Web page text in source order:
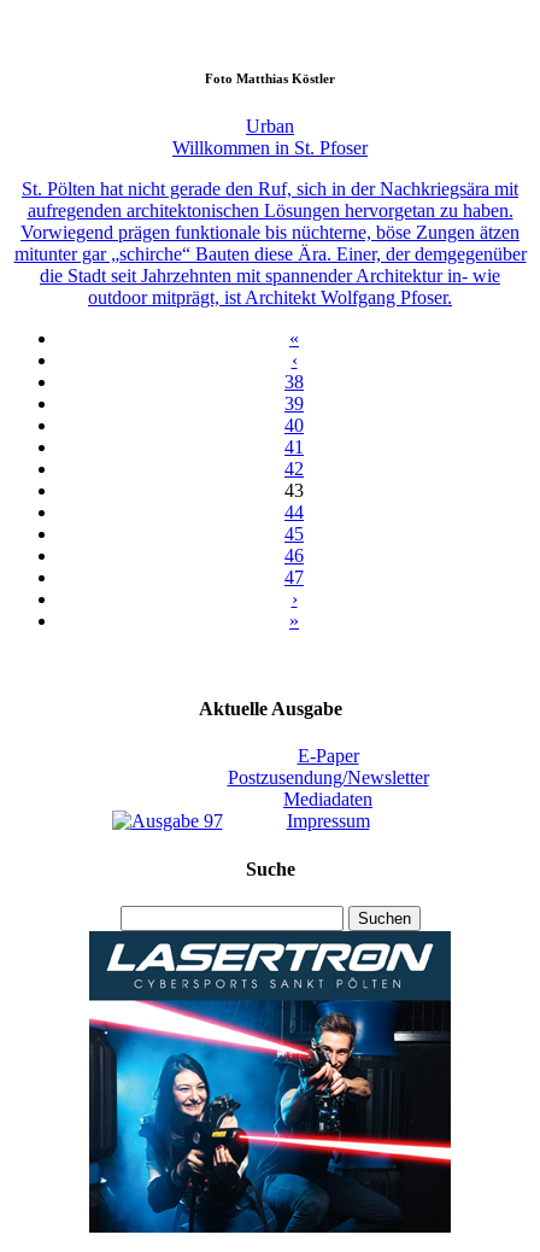
Foto Matthias Köstler
Urban
Willkommen in St. Pfoser
St. Pölten hat nicht gerade den Ruf, sich in der Nachkriegsära mit
aufregenden architektonischen Lösungen hervorgetan zu haben.
Vorwiegend prägen funktionale bis nüchterne, böse Zungen ätzen
mitunter gar „schirche“ Bauten diese Ära. Einer, der demgegenüber
die Stadt seit Jahrzehnten mit spannender Architektur in- wie
outdoor mitprägt, ist Architekt Wolfgang Pfoser.
«
‹
38
39
40
41
42
43
44
45
46
47
›
»
Aktuelle Ausgabe
E-Paper
Postzusendung/Newsletter
Mediadaten
Impressum
Suche
Suchen